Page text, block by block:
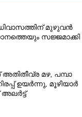
മുഴുവൻ
സജ്ജമാക്കി
അതിതീവ്ര മഴ, പമ്പാ
ഉയർന്നു, മൂഴിയാർ